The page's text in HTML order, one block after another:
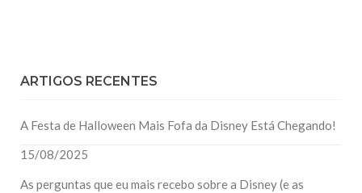
ARTIGOS RECENTES
A Festa de Halloween Mais Fofa da Disney Está Chegando!
15/08/2025
As perguntas que eu mais recebo sobre a Disney (e as